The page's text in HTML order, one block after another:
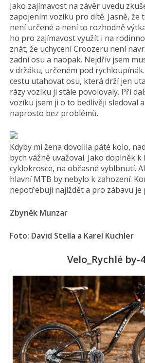
Jako zajímavost na závěr uvedu
zapojením vozíku pro dítě. Jasně,
není určené a není to rozhodně
ho pro zajímavost využít i na
znát, že uchycení Croozeru není
zadní osu a naopak. Nejdřív jsem
v držáku, určeném pod
cestu utahovat osu, která drží jen
rázy vozíku ji stále povolovaly. Při
vozíku jsem ji o to bedlivěji sledoval
naprosto bez problémů.
Kdyby mi žena dovolila páté kolo,
bych vážně uvažoval. Jako doplněk
cyklokrosce, na občasné vyblbnutí.
hlavní MTB by nebylo k zahození.
nepotřebuji najíždět a pro zábavu je
Zbyněk Munzar
Foto: David Stella a Karel Kuchler
Velo_Rychlé by-